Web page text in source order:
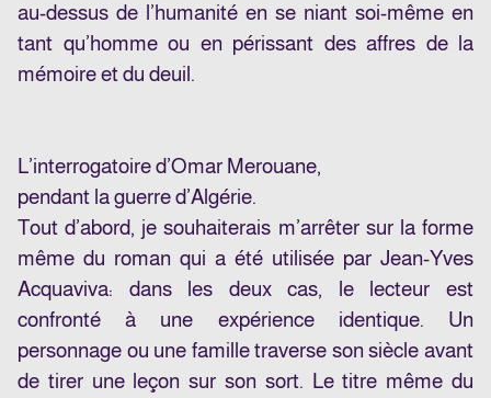
au-dessus de l’humanité en se niant soi-même en
tant qu’homme ou en périssant des affres de la
mémoire et du deuil.
L’interrogatoire d’Omar Merouane,
pendant la guerre d’Algérie.
Tout d’abord, je souhaiterais m’arrêter sur la forme
même du roman qui a été utilisée par Jean-Yves
Acquaviva: dans les deux cas, le lecteur est
confronté à une expérience identique. Un
personnage ou une famille traverse son siècle avant
de tirer une leçon sur son sort. Le titre même du